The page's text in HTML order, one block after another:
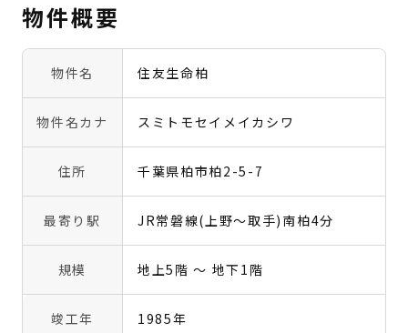
物件概要
物件名 住友生命柏
物件名カナ スミトモセイメイカシワ
住所 千葉県柏市柏2-5-7
最寄り駅 JR常磐線(上野～取手)南柏4分
規模 地上5階 〜 地下1階
竣工年 1985年